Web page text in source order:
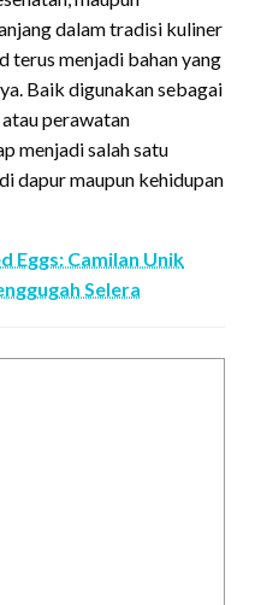
dalam tradisi kuliner
terus menjadi bahan yang
Baik digunakan sebagai
perawatan
menjadi salah satu
dapur maupun kehidupan
Eggs: Camilan Unik
Selera